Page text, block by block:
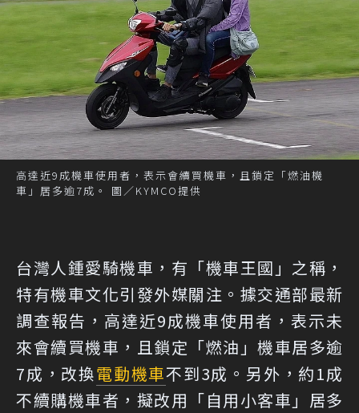
高達近9成機車使用者，表示會續買機車，且鎖定「燃油機
車」居多逾7成。 圖／KYMCO提供
台灣人鍾愛騎機車，有「機車王國」之稱，
特有機車文化引發外媒關注。據交通部最新
調查報告，高達近9成機車使用者，表示未
來會續買機車，且鎖定「燃油」機車居多逾
7成，改換電動機車不到3成。另外，約1成
不續購機車者，擬改用「自用小客車」居多